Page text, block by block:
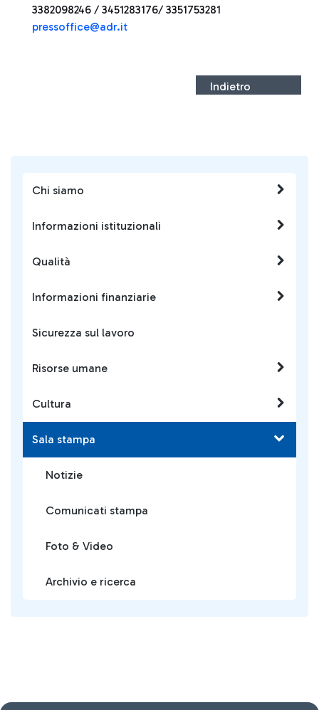
Chi siamo
Informazioni istituzionali
Qualità
Informazioni finanziarie
Sicurezza sul lavoro
Risorse umane
Cultura
Sala stampa
Notizie
Comunicati stampa
Foto & Video
Archivio e ricerca
3382098246 / 3451283176/ 3351753281
pressoffice@adr.it
Indietro